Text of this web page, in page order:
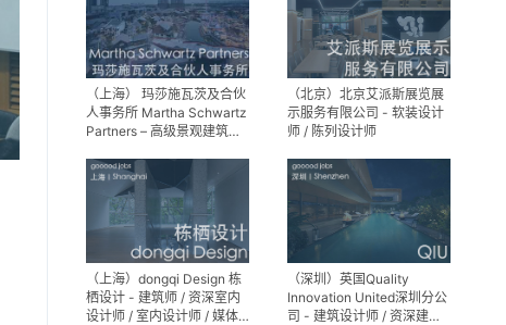
（上海） 玛莎施瓦茨及合伙
人事务所 Martha Schwartz
Partners – 高级景观建筑师
Designer / 景观建筑师
Landscape Designer
（北京）北京艾派斯展览展
示服务有限公司 - 软装设计
师 / 陈列设计师
（上海）dongqi Design 栋
栖设计 - 建筑师 / 资深室内
设计师 / 室内设计师 / 媒体
（深圳）英国Quality
Innovation United深圳分公
司 - 建筑设计师 / 资深建筑